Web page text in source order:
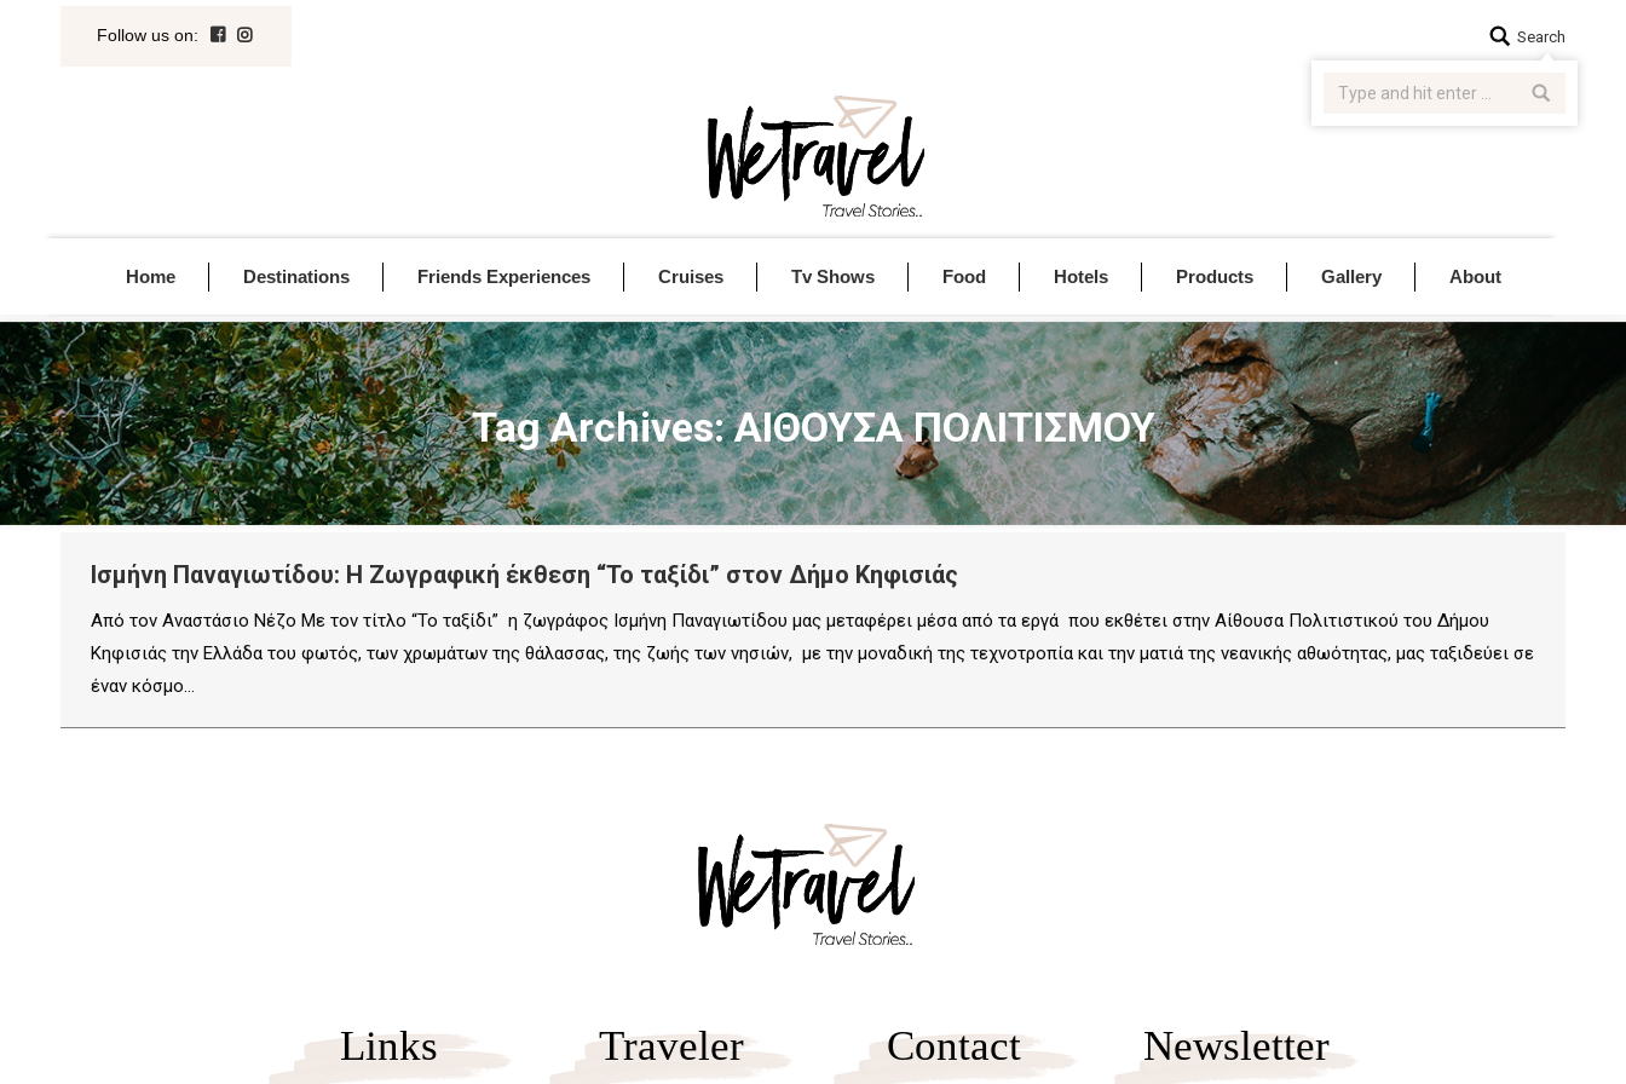
Follow us on: Search:Search
Home Destinations Friends Experiences Cruises Tv Shows Food Hotels Products Gallery About
Tag Archives:ΑΙΘΟΥΣΑ ΠΟΛΙΤΙΣΜΟΥ
Ισμήνη Παναγιωτίδου: Η Ζωγραφική έκθεση “Το ταξίδι” στον Δήμο Κηφισιάς
Από τον Αναστάσιο Νέζο Με τον τίτλο “Το ταξίδι” η ζωγράφος Ισμήνη Παναγιωτίδου μας μεταφέρει μέσα από τα εργά που εκθέτει στην Αίθουσα Πολιτιστικού του Δήμου
Κηφισιάς την Ελλάδα του φωτός, των χρωμάτων της θάλασσας, της ζωής των νησιών, με την μοναδική της τεχνοτροπία και την ματιά της νεανικής αθωότητας, μας ταξιδεύει σε
έναν κόσμο…
Links Traveler Contact Newsletter